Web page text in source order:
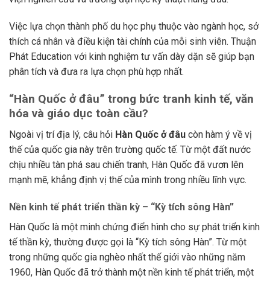
Việc lựa chọn thành phố du học phụ thuộc vào ngành học, sở
thích cá nhân và điều kiện tài chính của mỗi sinh viên. Thuận
Phát Education với kinh nghiệm tư vấn dày dặn sẽ giúp bạn
phân tích và đưa ra lựa chọn phù hợp nhất.
“Hàn Quốc ở đâu” trong bức tranh kinh tế, văn
hóa và giáo dục toàn cầu?
Ngoài vị trí địa lý, câu hỏi Hàn Quốc ở đâu còn hàm ý về vị
thế của quốc gia này trên trường quốc tế. Từ một đất nước
chịu nhiều tàn phá sau chiến tranh, Hàn Quốc đã vươn lên
mạnh mẽ, khẳng định vị thế của mình trong nhiều lĩnh vực.
Nền kinh tế phát triển thần kỳ – “Kỳ tích sông Hàn”
Hàn Quốc là một minh chứng điển hình cho sự phát triển kinh
tế thần kỳ, thường được gọi là “Kỳ tích sông Hàn”. Từ một
trong những quốc gia nghèo nhất thế giới vào những năm
1960, Hàn Quốc đã trở thành một nền kinh tế phát triển, một